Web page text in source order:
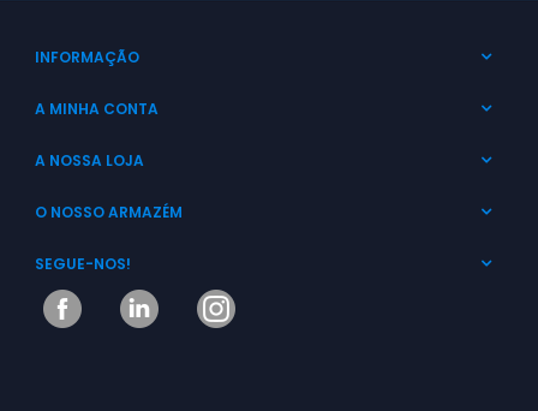
INFORMAÇÃO
A MINHA CONTA
A NOSSA LOJA
O NOSSO ARMAZÉM
SEGUE-NOS!